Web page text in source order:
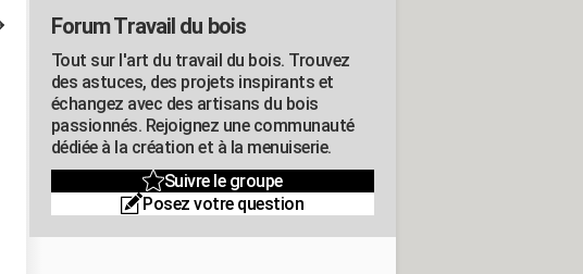
Forum Travail du bois
Tout sur l'art du travail du bois. Trouvez
des astuces, des projets inspirants et
échangez avec des artisans du bois
passionnés. Rejoignez une communauté
dédiée à la création et à la menuiserie.
Suivre le groupe
Posez votre question